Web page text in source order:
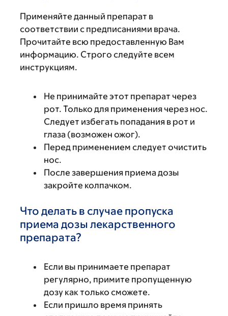
Применяйте данный препарат в
соответствии с предписаниями врача.
Прочитайте всю предоставленную Вам
информацию. Строго следуйте всем
инструкциям.
Не принимайте этот препарат через
рот. Только для применения через нос.
Следует избегать попадания в рот и
глаза (возможен ожог).
Перед применением следует очистить
нос.
После завершения приема дозы
закройте колпачком.
Что делать в случае пропуска
приема дозы лекарственного
препарата?
Если вы принимаете препарат
регулярно, примите пропущенную
дозу как только сможете.
Если пришло время принять